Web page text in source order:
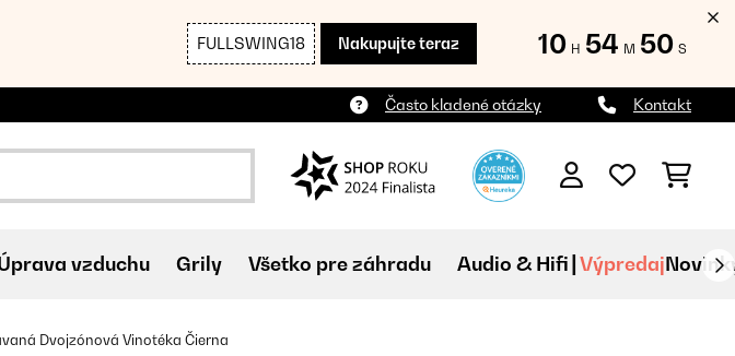
FULLSWING18 Nakupujte teraz 10 H 54 M 49 S
Často kladené otázky Kontakt
vzduchu Grily Všetko pre záhradu Audio & Hifi Výpredaj
Dvojzónová Vinotéka Čierna